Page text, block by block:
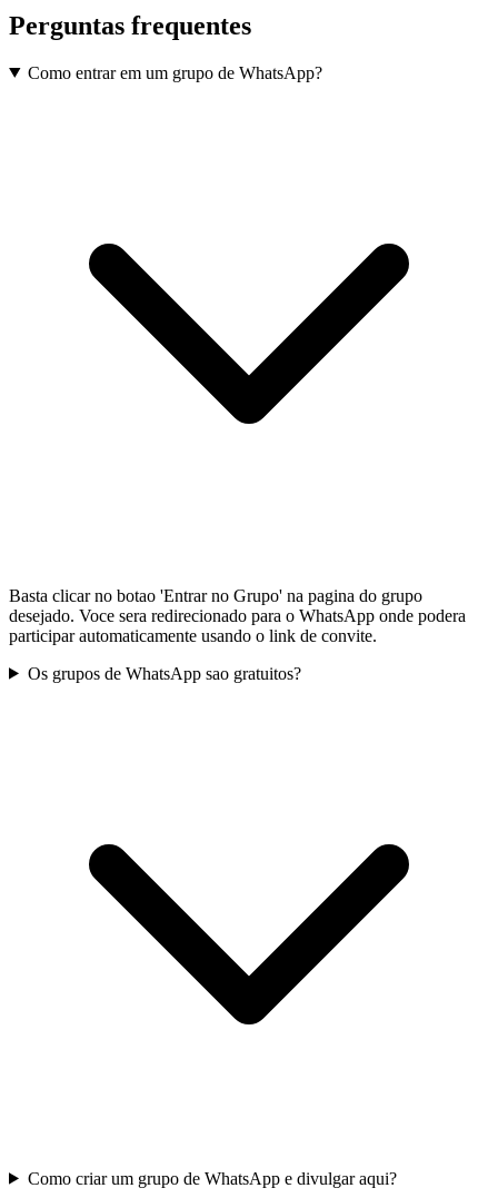
Perguntas frequentes
Como entrar em um grupo de WhatsApp?
Basta clicar no botao 'Entrar no Grupo' na pagina do grupo
desejado. Voce sera redirecionado para o WhatsApp onde podera
participar automaticamente usando o link de convite.
Os grupos de WhatsApp sao gratuitos?
Como criar um grupo de WhatsApp e divulgar aqui?